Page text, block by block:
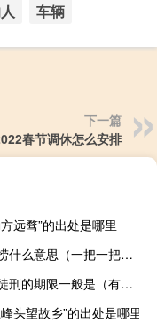
车辆
下一篇
春节调休怎么安排
远骛”的出处是哪里
一把捞什么意思（一把一把捞）
有期徒刑的期限一般是（有期徒刑的期限）
头望故乡”的出处是哪里